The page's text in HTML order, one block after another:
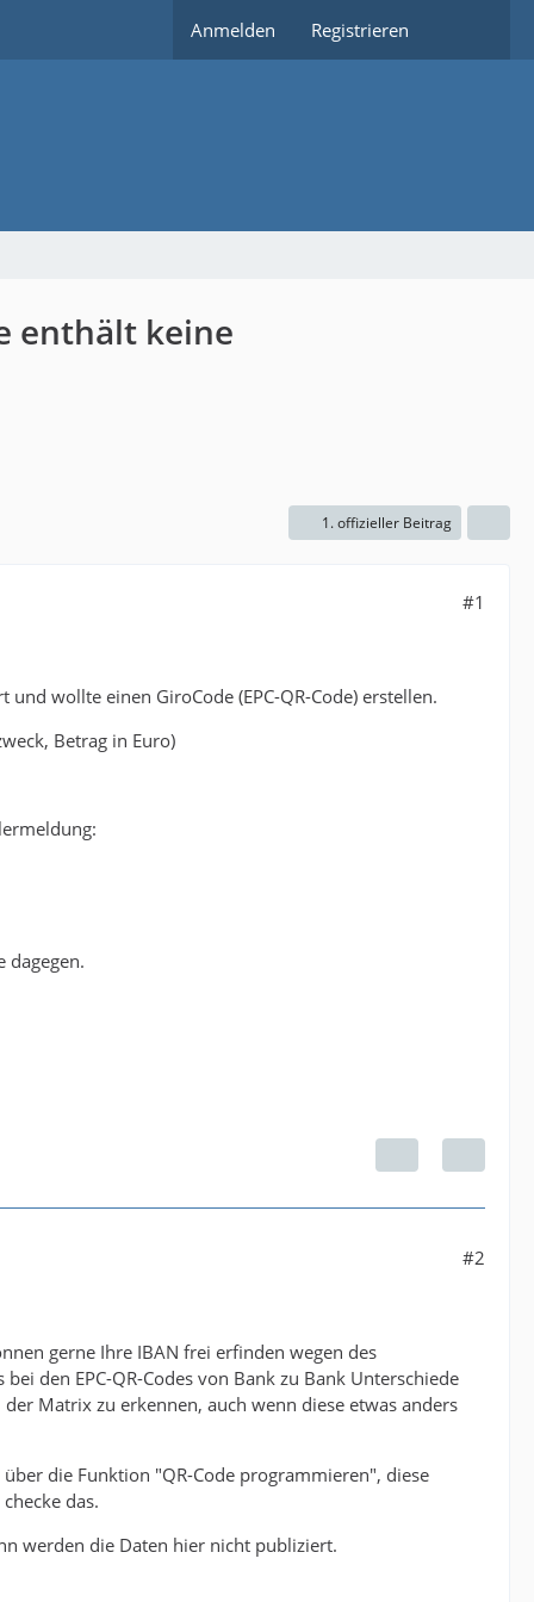
Anmelden Registrieren
enthält keine
1. offizieller Beitrag
#1
wollte einen GiroCode (EPC-QR-Code) erstellen.
Betrag in Euro)
dagegen.
#2
gerne Ihre IBAN frei erfinden wegen des
den EPC-QR-Codes von Bank zu Bank Unterschiede
Matrix zu erkennen, auch wenn diese etwas anders
die Funktion "QR-Code programmieren", diese
das.
werden die Daten hier nicht publiziert.